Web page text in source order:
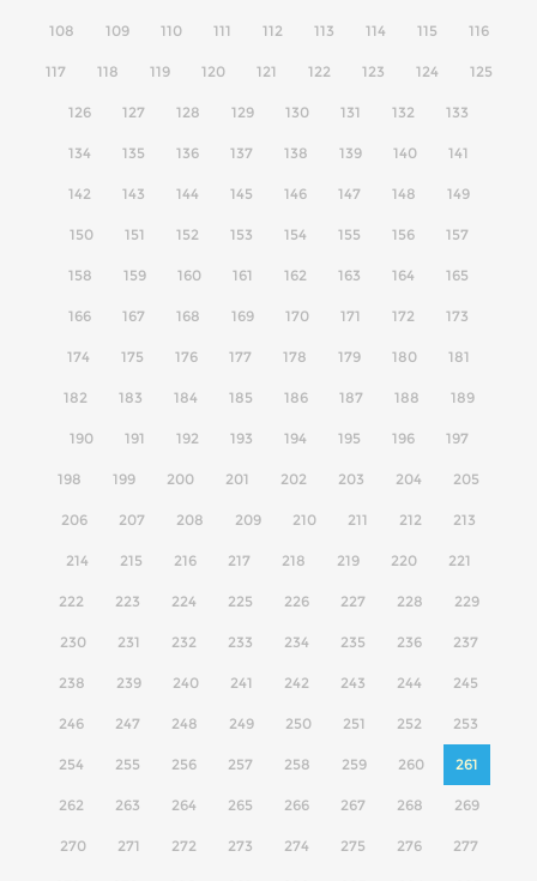
108 109 110 111 112 113 114 115 116
117 118 119 120 121 122 123 124 125
126 127 128 129 130 131 132 133
134 135 136 137 138 139 140 141
142 143 144 145 146 147 148 149
150 151 152 153 154 155 156 157
158 159 160 161 162 163 164 165
166 167 168 169 170 171 172 173
174 175 176 177 178 179 180 181
182 183 184 185 186 187 188 189
190 191 192 193 194 195 196 197
198 199 200 201 202 203 204 205
206 207 208 209 210 211 212 213
214 215 216 217 218 219 220 221
222 223 224 225 226 227 228 229
230 231 232 233 234 235 236 237
238 239 240 241 242 243 244 245
246 247 248 249 250 251 252 253
254 255 256 257 258 259 260 261
262 263 264 265 266 267 268 269
270 271 272 273 274 275 276 277